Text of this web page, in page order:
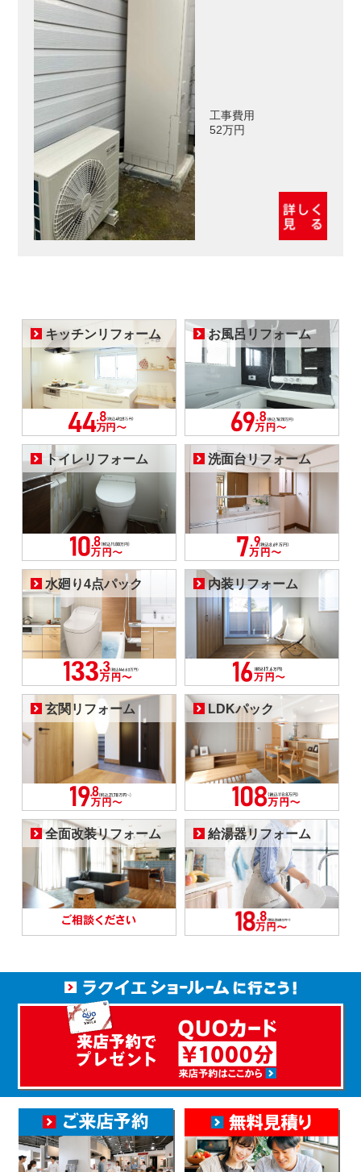
工事費用
52万円
キッチンリフォーム お風呂リフォーム
トイレリフォーム 洗面台リフォーム
水廻り4点パック 内装リフォーム
玄関リフォーム LDKパック
全面改装リフォーム 給湯器リフォーム